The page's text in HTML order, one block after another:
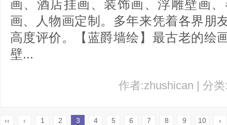
画、酒店挂画、装饰画、浮雕壁画
画、人物画定制。多年来凭着各界朋
高度评价。【蓝爵墙绘】最古老的绘
壁...
作者:zhushican | 分
‹‹ ‹ 1 2 3 4 5 6 7 8 9 10 ›